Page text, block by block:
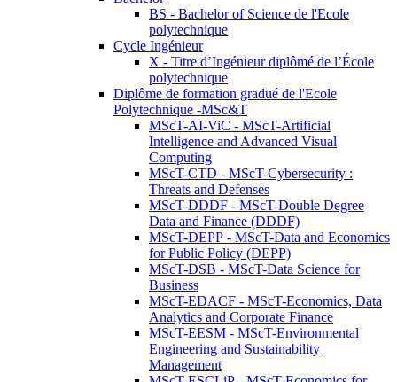
BS - Bachelor of Science de l'Ecole
polytechnique
Cycle Ingénieur
X - Titre d’Ingénieur diplômé de l’École
polytechnique
Diplôme de formation gradué de l'Ecole
Polytechnique -MSc&T
MScT-AI-ViC - MScT-Artificial
Intelligence and Advanced Visual
Computing
MScT-CTD - MScT-Cybersecurity :
Threats and Defenses
MScT-DDDF - MScT-Double Degree
Data and Finance (DDDF)
MScT-DEPP - MScT-Data and Economics
for Public Policy (DEPP)
MScT-DSB - MScT-Data Science for
Business
MScT-EDACF - MScT-Economics, Data
Analytics and Corporate Finance
MScT-EESM - MScT-Environmental
Engineering and Sustainability
Management